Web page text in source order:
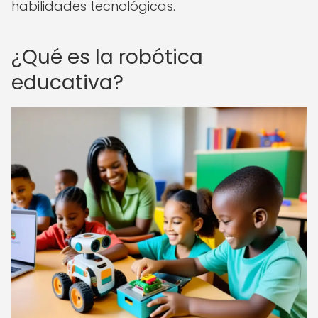
habilidades tecnológicas.
¿Qué es la robótica
educativa?